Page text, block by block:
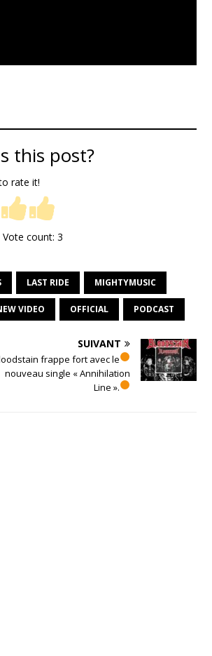
this post?
rate it!
Vote count: 3
LAST RIDE MIGHTYMUSIC
VIDEO OFFICIAL PODCAST
SUIVANT
frappe fort avec le
nouveau single « Annihilation
Line ».